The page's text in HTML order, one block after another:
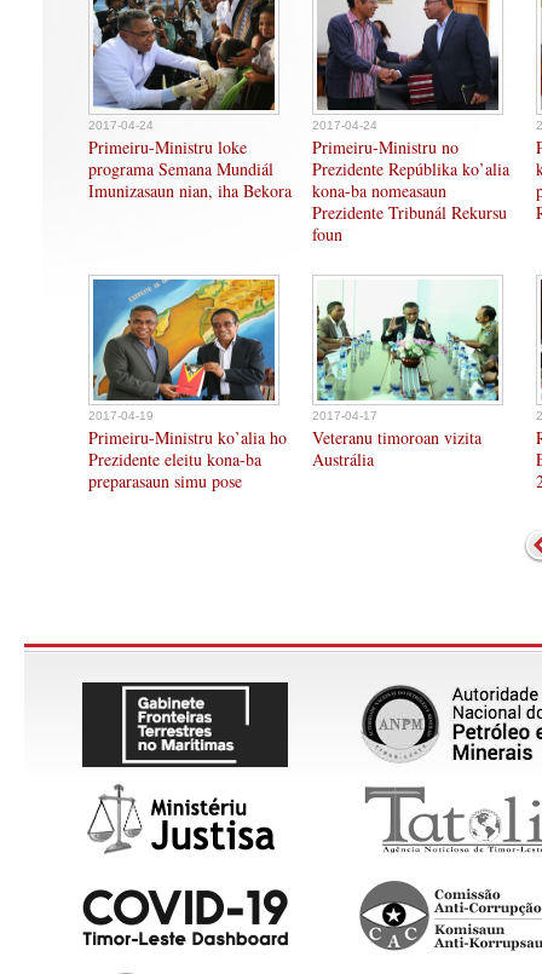
2017-04-24
Primeiru-Ministru loke
programa Semana Mundiál
Imunizasaun nian, iha Bekora
2017-04-24
Primeiru-Ministru no
Prezidente Repúblika ko’alia
kona-ba nomeasaun
Prezidente Tribunál Rekursu
foun
2017-04-19
Primeiru-Ministru ko’alia ho
Prezidente eleitu kona-ba
preparasaun simu pose
2017-04-17
Veteranu timoroan vizita
Austrália